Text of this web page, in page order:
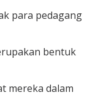
para pedagang
bentuk
mereka dalam